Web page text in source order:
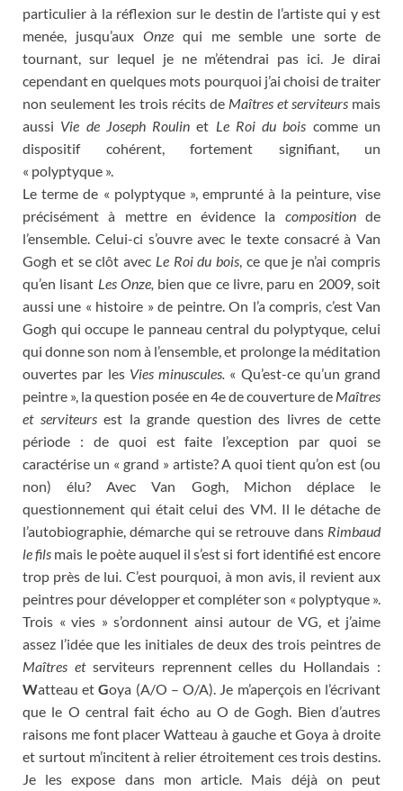
particulier à la réflexion sur le destin de l’artiste qui y est
menée, jusqu’aux Onzequi me semble une sorte de
tournant, sur lequel je ne m’étendrai pas ici. Je dirai
cependant en quelques mots pourquoi j’ai choisi de traiter
non seulement les trois récits de Maîtres et serviteurs mais
aussi Vie de Joseph Roulinet Le Roi du bois comme un
dispositif cohérent, fortement signifiant, un
« polyptyque ».
Le terme de « polyptyque », emprunté à la peinture, vise
précisément à mettre en évidence la compositionde
l’ensemble. Celui-ci s’ouvre avec le texte consacré à Van
Gogh et se clôt avec Le Roi du bois , ce que je n’ai compris
qu’en lisant Les Onze, bien que ce livre, paru en 2009, soit
aussi une « histoire » de peintre. On l’a compris, c’est Van
Gogh qui occupe le panneau central du polyptyque, celui
qui donne son nom à l’ensemble, et prolonge la méditation
ouvertes par les Vies minuscules. « Qu’est-ce qu’un grand
peintre », la question posée en 4e de couverture de Maîtres
et serviteursest la grande question des livres de cette
période : de quoi est faite l’exception par quoi se
caractérise un « grand » artiste? A quoi tient qu’on est (ou
non) élu? Avec Van Gogh, Michon déplace le
questionnement qui était celui des VM. Il le détache de
l’autobiographie, démarche qui se retrouve dans Rimbaud
le fils mais le poète auquel il s’est si fort identifié est encore
trop près de lui. C’est pourquoi, à mon avis, il revient aux
peintres pour développer et compléter son « polyptyque ».
Trois « vies » s’ordonnent ainsi autour de VG, et j’aime
assez l’idée que les initiales de deux des trois peintres de
Maîtres et serviteurs reprennent celles du Hollandais :
Watteau etGoya (A/O – O/A). Je m’aperçois en l’écrivant
que le O central fait écho au O de Gogh. Bien d’autres
raisons me font placer Watteau à gauche et Goya à droite
et surtout m’incitent à relier étroitement ces trois destins.
Je les expose dans mon article. Mais déjà on peut